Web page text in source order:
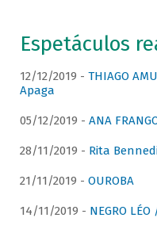
Espetáculos
12/12/2019 - THIAGO
Apaga
05/12/2019 - ANA
28/11/2019 - Rita
21/11/2019 - OUROBA
14/11/2019 - NEGRO